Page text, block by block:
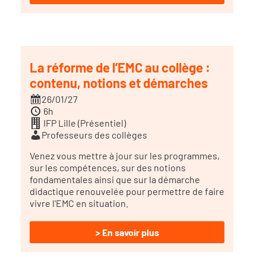
La réforme de l’EMC au collège :
contenu, notions et démarches
26/01/27
6h
IFP Lille (Présentiel)
Professeurs des collèges
Venez vous mettre à jour sur les programmes,
sur les compétences, sur des notions
fondamentales ainsi que sur la démarche
didactique renouvelée pour permettre de faire
vivre l'EMC en situation.
> En savoir plus